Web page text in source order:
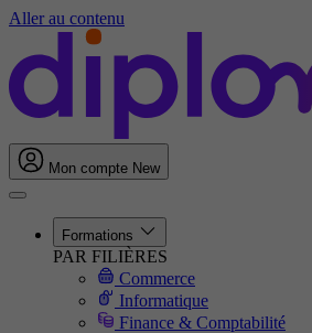
Aller au contenu
Mon compte New
Formations
PAR FILIÈRES
Commerce
Informatique
Finance & Comptabilité